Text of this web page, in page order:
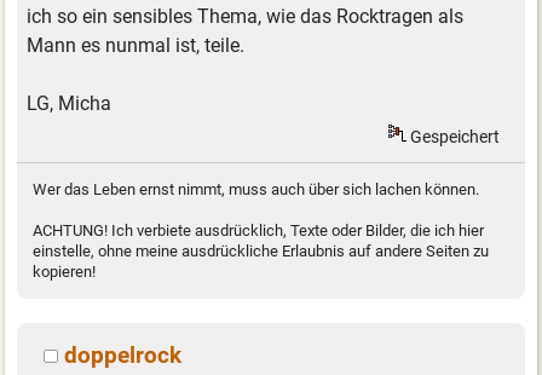
ich so ein sensibles Thema, wie das Rocktragen als
Mann es nunmal ist, teile.
LG, Micha
Gespeichert
Wer das Leben ernst nimmt, muss auch über sich lachen können.
ACHTUNG! Ich verbiete ausdrücklich, Texte oder Bilder, die ich hier
einstelle, ohne meine ausdrückliche Erlaubnis auf andere Seiten zu
kopieren!
doppelrock